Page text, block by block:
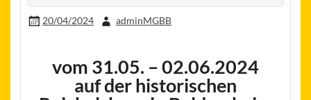
20/04/2024 adminMGBB
vom 31.05. – 02.06.2024
auf der historischen